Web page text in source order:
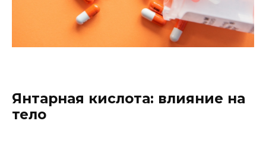
Янтарная кислота: влияние на
тело